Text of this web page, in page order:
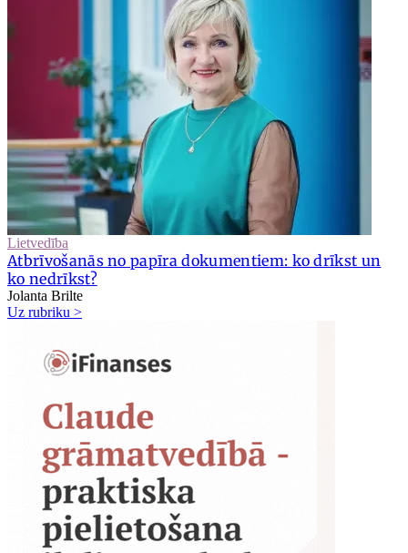
Lietvedība
Atbrīvošanās no papīra dokumentiem: ko drīkst un
ko nedrīkst?
Jolanta Brilte
Uz rubriku >